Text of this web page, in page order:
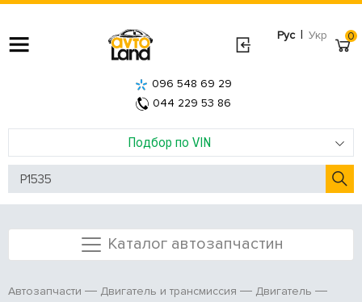
Рус | Укр
Подбор по VIN
096 548 69 29
044 229 53 86
0
Каталог автозапчастин
Автозапчасти Двигатель и трансмиссия
Двигатель